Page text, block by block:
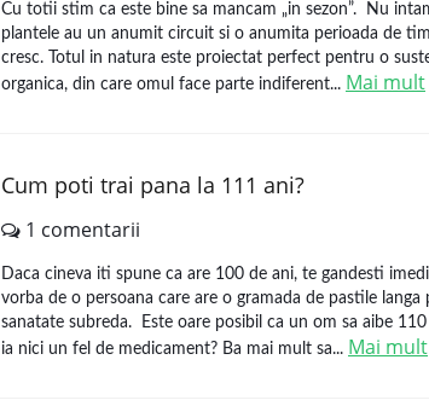
Cu totii stim ca este bine sa mancam „in sezon”. Nu
plantele au un anumit circuit si o anumita perioada de
cresc. Totul in natura este proiectat perfect pentru o
organica, din care omul face parte indiferent... Mai mult
Cum poti trai pana la 111 ani?
1 comentarii
Daca cineva iti spune ca are 100 de ani, te gandesti
vorba de o persoana care are o gramada de pastile langa
sanatate subreda. Este oare posibil ca un om sa aibe 110
ia nici un fel de medicament? Ba mai mult sa... Mai mult